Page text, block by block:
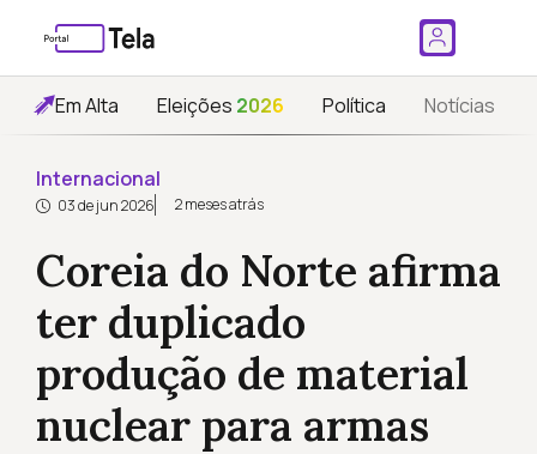
Em Alta Eleições 2026 Política Notícias
Internacional
03 de jun 2026 2 meses atrás
Coreia do Norte afirma
ter duplicado
produção de material
nuclear para armas